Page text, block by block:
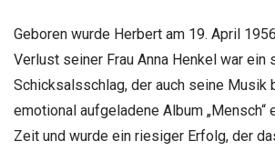
Geboren wurde Herbert am 19. April
Verlust seiner Frau Anna Henkel war ein
Schicksalsschlag, der auch seine Musik
emotional aufgeladene Album „Mensch“
Zeit und wurde ein riesiger Erfolg, der